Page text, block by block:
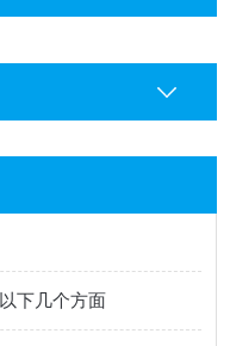
下几个方面